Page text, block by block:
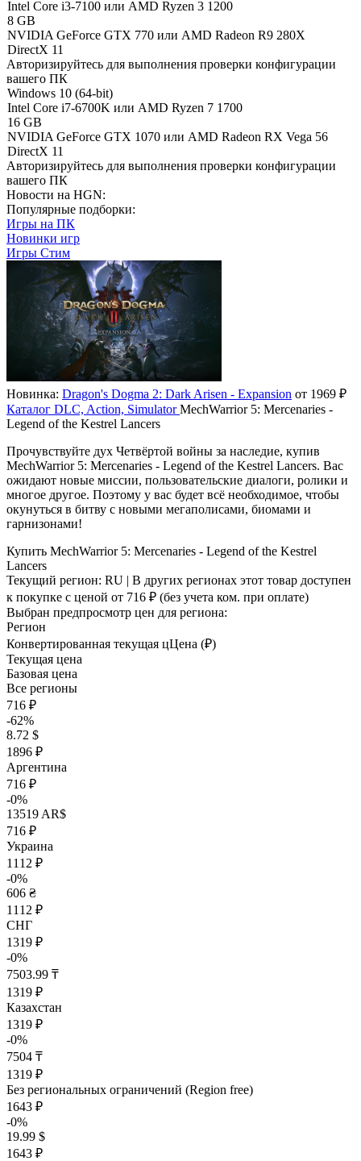
Intel Core i3-7100 или AMD Ryzen 3 1200
8 GB
NVIDIA GeForce GTX 770 или AMD Radeon R9 280X
DirectX 11
Авторизируйтесь для выполнения проверки конфигурации
вашего ПК
Windows 10 (64-bit)
Intel Core i7-6700K или AMD Ryzen 7 1700
16 GB
NVIDIA GeForce GTX 1070 или AMD Radeon RX Vega 56
DirectX 11
Авторизируйтесь для выполнения проверки конфигурации
вашего ПК
Новости на HGN:
Популярные подборки:
Игры на ПК
Новинки игр
Игры Стим
Новинка: Dragon's Dogma 2: Dark Arisen - Expansion от 1969 ₽
Каталог DLC, Action, Simulator MechWarrior 5: Mercenaries -
Legend of the Kestrel Lancers
Прочувствуйте дух Четвёртой войны за наследие, купив
MechWarrior 5: Mercenaries - Legend of the Kestrel Lancers. Вас
ожидают новые миссии, пользовательские диалоги, ролики и
многое другое. Поэтому у вас будет всё необходимое, чтобы
окунуться в битву с новыми мегаполисами, биомами и
гарнизонами!
Купить MechWarrior 5: Mercenaries - Legend of the Kestrel
Lancers
Текущий регион: RU | В других регионах этот товар доступен
к покупке с ценой от 716 ₽ (без учета ком. при оплате)
Выбран предпросмотр цен для региона:
Регион
Конвертированная текущая цЦена (₽)
Текущая цена
Базовая цена
Все регионы
716 ₽
-62%
8.72 $
1896 ₽
Аргентина
716 ₽
-0%
13519 AR$
716 ₽
Украина
1112 ₽
-0%
606 ₴
1112 ₽
СНГ
1319 ₽
-0%
7503.99 ₸
1319 ₽
Казахстан
1319 ₽
-0%
7504 ₸
1319 ₽
Без региональных ограничений (Region free)
1643 ₽
-0%
19.99 $
1643 ₽